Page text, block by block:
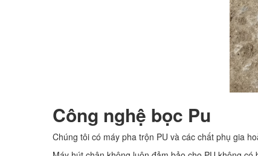
Công nghệ bọc Pu
Chúng tôi có máy pha trộn PU và các chất phụ gia